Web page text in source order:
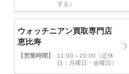
ずる）
ウォッチニアン買取専門店
恵比寿
【営業時間】
11:00～20:00（定休
日：月曜日・金曜日）